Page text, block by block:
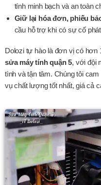
tính minh bạch và an toàn
Giữ lại hóa đơn, phiếu
cầu hỗ trợ khi có sự cố
Dolozi tự hào là đơn vị có hơn
sửa máy tính quận 5, với đội
tình và tận tâm. Chúng tôi
vụ chất lượng tốt nhất, giá cả